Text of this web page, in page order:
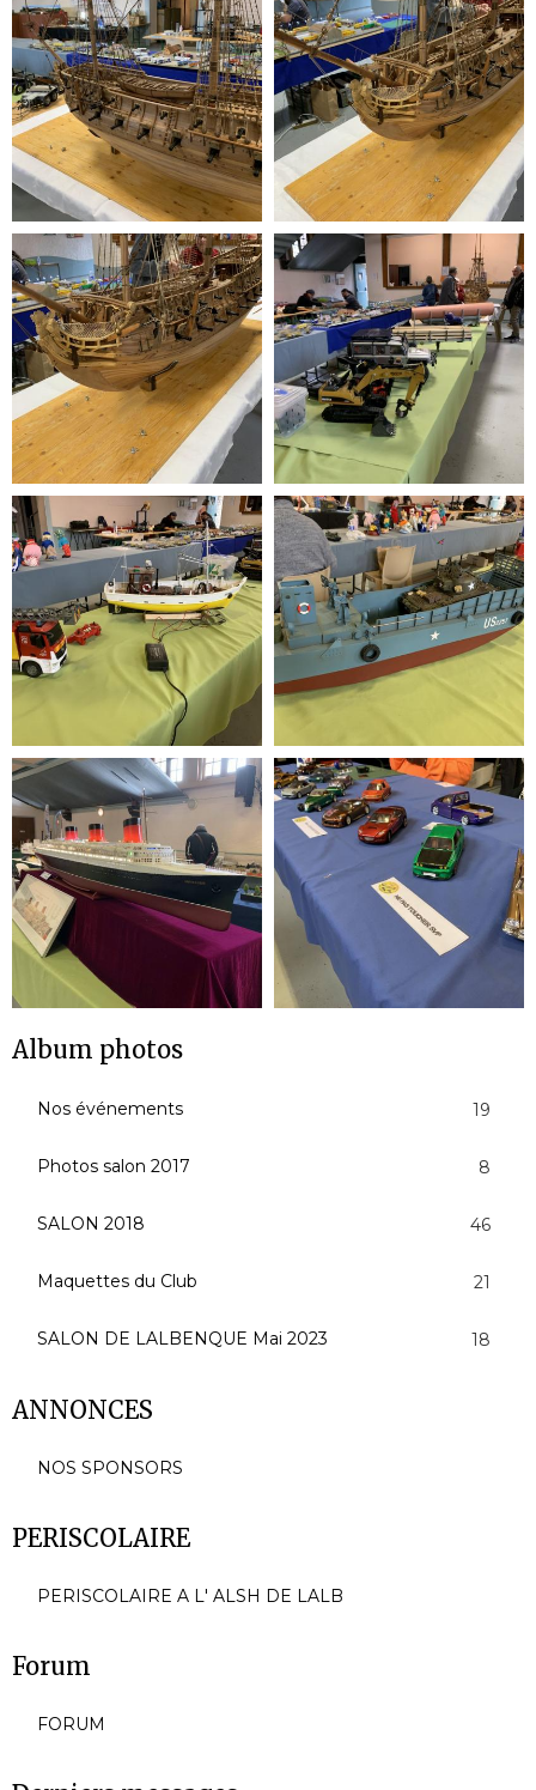
Album photos
Nos événements 19
Photos salon 2017 8
SALON 2018 46
Maquettes du Club 21
SALON DE LALBENQUE Mai 2023 18
ANNONCES
NOS SPONSORS
PERISCOLAIRE
PERISCOLAIRE A L' ALSH DE LALB
Forum
FORUM